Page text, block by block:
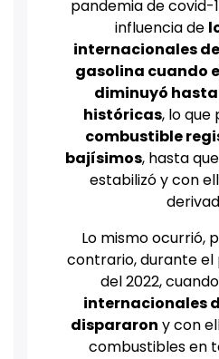
pandemia de covid-
influencia de
internacionales
gasolina cuando
diminuyó
históricas, lo que
combustible
bajísimos, hasta
estabilizó y con
Lo mismo ocurrió,
contrario, durante
del 2022, cuando
internacionales
dispararon y con
combustibles en